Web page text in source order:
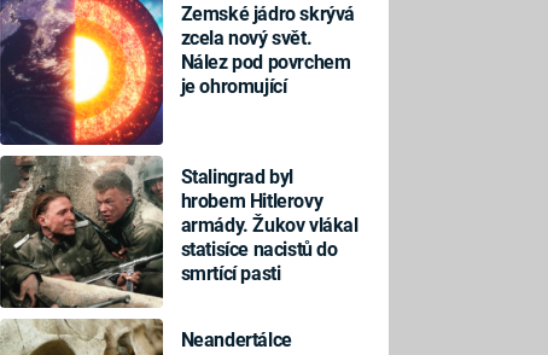
Zemské jádro skrývá
zcela nový svět.
Nález pod povrchem
je ohromující
Stalingrad byl
hrobem Hitlerovy
armády. Žukov vlákal
statisíce nacistů do
smrtící pasti
Neandertálce